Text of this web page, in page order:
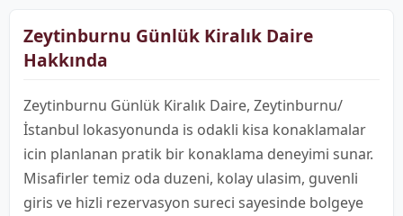
Zeytinburnu Günlük Kiralık Daire
Hakkında
Zeytinburnu Günlük Kiralık Daire, Zeytinburnu/
İstanbul lokasyonunda is odakli kisa konaklamalar
icin planlanan pratik bir konaklama deneyimi sunar.
Misafirler temiz oda duzeni, kolay ulasim, guvenli
giris ve hizli rezervasyon sureci sayesinde bolgeye